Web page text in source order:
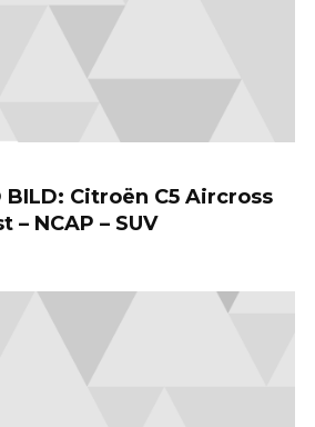
BILD: Citroën C5 Aircross
– NCAP – SUV